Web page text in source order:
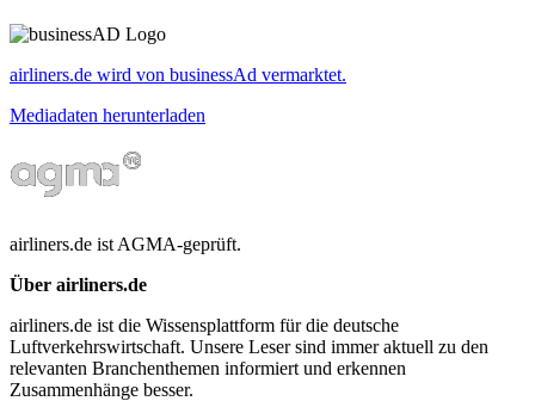
airliners.de wird von businessAd vermarktet.
Mediadaten herunterladen
airliners.de ist AGMA-geprüft.
Über airliners.de
airliners.de ist die Wissensplattform für die deutsche
Luftverkehrswirtschaft. Unsere Leser sind immer aktuell zu den
relevanten Branchenthemen informiert und erkennen
Zusammenhänge besser.